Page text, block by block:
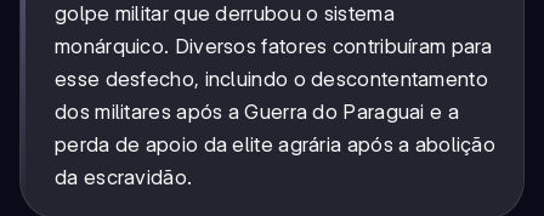
golpe militar que derrubou o sistema
monárquico. Diversos fatores contribuíram para
esse desfecho, incluindo o descontentamento
dos militares após a Guerra do Paraguai e a
perda de apoio da elite agrária após a abolição
da escravidão.